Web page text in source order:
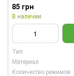
85 грн
В наличии
Тип
Материал
Количество режимов